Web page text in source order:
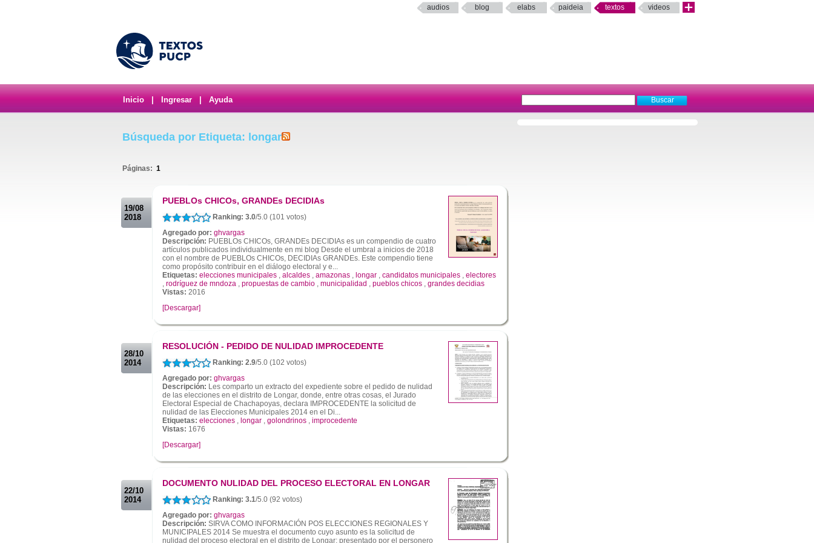
audios blog elabs paideia textos videos
Inicio Ingresar Ayuda
Búsqueda por Etiqueta: longar
Páginas: 1
19/08
2018
PUEBLOs CHICOs, GRANDEs DECIDIAs
Ranking: 3.0/5.0 (101 votos)
Agregado por: ghvargas
Descripción: PUEBLOs CHICOs, GRANDEs DECIDIAs es un compendio de cuatro
artículos publicados individualmente en mi blog Desde el umbral a inicios de 2018
con el nombre de PUEBLOs CHICOs, DECIDIAs GRANDEs. Este compendio tiene
como propósito contribuir en el diálogo electoral y e...
Etiquetas: elecciones municipales , alcaldes , amazonas , longar , candidatos municipales , electores
, rodríguez de mndoza , propuestas de cambio , municipalidad , pueblos chicos , grandes decidias
Vistas: 2016
[Descargar]
28/10
2014
RESOLUCIÓN - PEDIDO DE NULIDAD IMPROCEDENTE
Ranking: 2.9/5.0 (102 votos)
Agregado por: ghvargas
Descripción: Les comparto un extracto del expediente sobre el pedido de nulidad
de las elecciones en el distrito de Longar, donde, entre otras cosas, el Jurado
Electoral Especial de Chachapoyas, declara IMPROCEDENTE la solicitud de
nulidad de las Elecciones Municipales 2014 en el Di...
Etiquetas: elecciones , longar , golondrinos , improcedente
Vistas: 1676
[Descargar]
22/10
2014
DOCUMENTO NULIDAD DEL PROCESO ELECTORAL EN LONGAR
Ranking: 3.1/5.0 (92 votos)
Agregado por: ghvargas
Descripción: SIRVA COMO INFORMACIÓN POS ELECCIONES REGIONALES Y
MUNICIPALES 2014 Se muestra el documento cuyo asunto es la solicitud de
nulidad del proceso electoral en el distrito de Longar; presentado por el personero